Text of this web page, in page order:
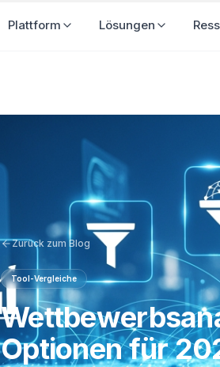
Plattform Lösungen
Zurück zum Blog
Tool-Vergleiche
Optionen für